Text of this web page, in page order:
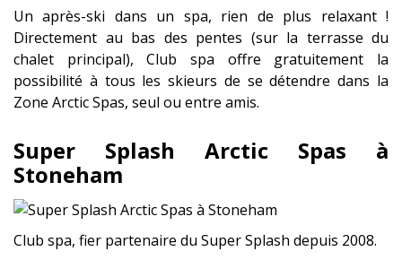
Un après-ski dans un spa, rien de plus relaxant !
Directement au bas des pentes (sur la terrasse du
chalet principal), Club spa offre gratuitement la
possibilité à tous les skieurs de se détendre dans la
Zone Arctic Spas, seul ou entre amis.
Super Splash Arctic Spas à
Stoneham
Club spa, fier partenaire du Super Splash depuis 2008.